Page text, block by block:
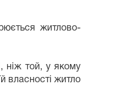
житлово-
ніж той, у якому
власності житло